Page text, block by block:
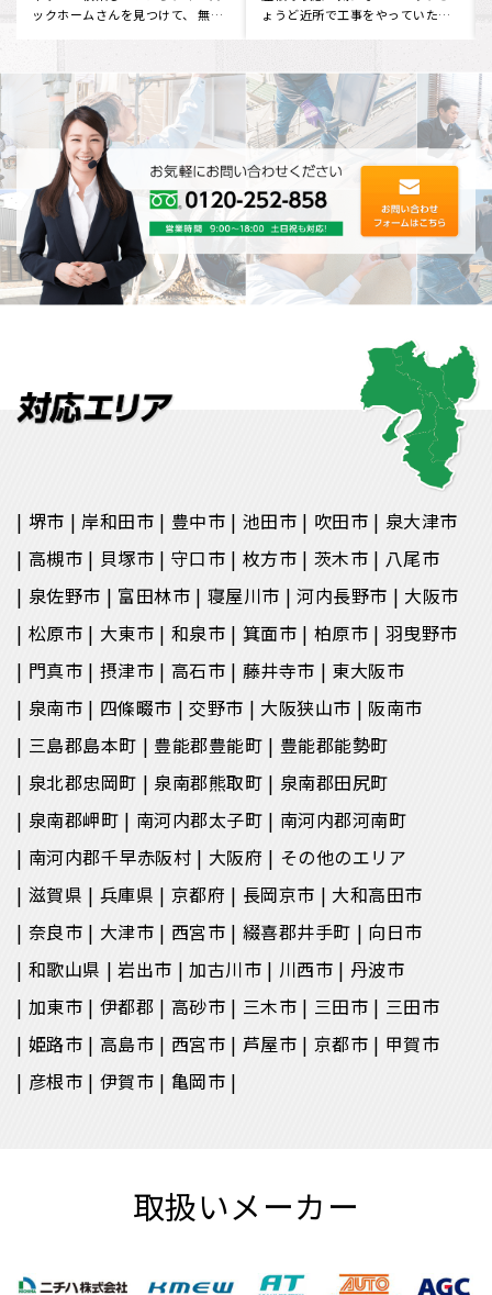
いましたが、どこに問い合わせて
をしました。 無料で見積りをしに
堺市 岸和田市 豊中市 池田市 吹田市
泉大津市
高槻市
貝塚市 守口市 枚方市 茨木市
八尾市
泉佐野市
富田林市 寝屋川市 河内長野市
大阪市
松原市
大東市 和泉市 箕面市 柏原市
羽曳野市
門真市
摂津市 高石市 藤井寺市
東大阪市
泉南市
四條畷市 交野市 大阪狭山市
阪南市
三島郡島本町
豊能郡豊能町
豊能郡能勢町
泉北郡忠岡町
泉南郡熊取町
泉南郡田尻町
泉南郡岬町
南河内郡太子町
南河内郡河南町
南河内郡千早赤阪村
大阪府
その他のエリア
滋賀県
兵庫県 京都府 長岡京市
大和高田市
奈良市
大津市 西宮市 綴喜郡井手町
向日市
和歌山県
岩出市 加古川市 川西市
丹波市
加東市
伊都郡 高砂市 三木市 三田市
三田市
姫路市
高島市 西宮市 芦屋市 京都市
甲賀市
彦根市
伊賀市 亀岡市
取扱いメーカー